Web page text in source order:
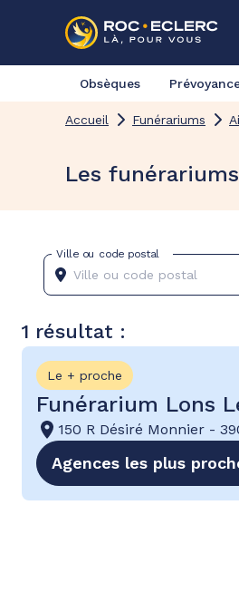
Obsèques
Accueil Funérariums
Les
Ville ou code postal
1 résultat :
Le + proche
Funérarium Lons
150 R Désiré Monnier -
Agences les plus